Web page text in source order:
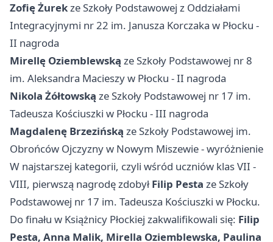
Zofię Żurekze Szkoły Podstawowej z Oddziałami
Integracyjnymi nr 22 im. Janusza Korczaka w Płocku -
II nagroda
Mirellę Oziemblewską ze Szkoły Podstawowej nr 8
im. Aleksandra Macieszy w Płocku - II nagroda
Nikola Żółtowską ze Szkoły Podstawowej nr 17 im.
Tadeusza Kościuszki w Płocku - III nagroda
Magdalenę Brzezińską ze Szkoły Podstawowej im.
Obrońców Ojczyzny w Nowym Miszewie - wyróżnienie
W najstarszej kategorii, czyli wśród uczniów klas VII -
VIII, pierwszą nagrodę zdobyłFilip Pesta ze Szkoły
Podstawowej nr 17 im. Tadeusza Kościuszki w Płocku.
Do finału w Książnicy Płockiej zakwalifikowali się: Filip
Pesta, Anna Malik, Mirella Oziemblewska, Paulina